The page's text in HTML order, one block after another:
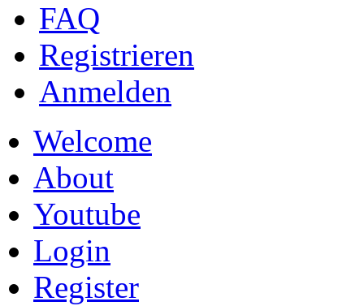
FAQ
Registrieren
Anmelden
Welcome
About
Youtube
Login
Register